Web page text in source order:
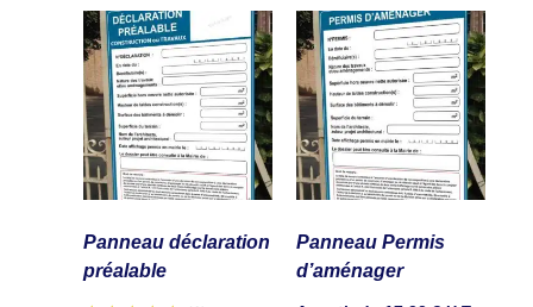
Panneau déclaration
préalable
Panneau Permis
d’aménager